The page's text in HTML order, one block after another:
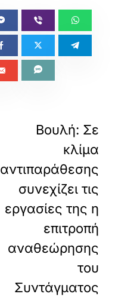
Βουλή: Σε
κλίμα
αντιπαράθεσης
συνεχίζει τις
εργασίες της η
επιτροπή
αναθεώρησης
του
Συντάγματος